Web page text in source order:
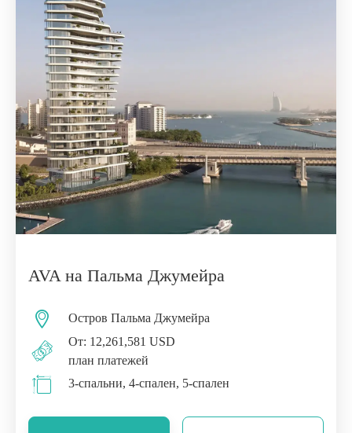
AVA на Пальма Джумейра
Остров Пальма Джумейра
От: 12,261,581 USD
план платежей
3-спальни, 4-спален, 5-спален